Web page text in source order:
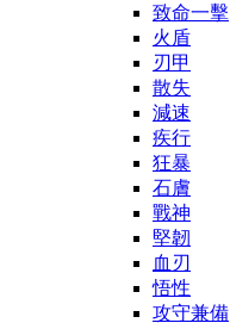
致命一擊
火盾
刃甲
散失
減速
疾行
狂暴
石膚
戰神
堅韌
血刃
悟性
攻守兼備